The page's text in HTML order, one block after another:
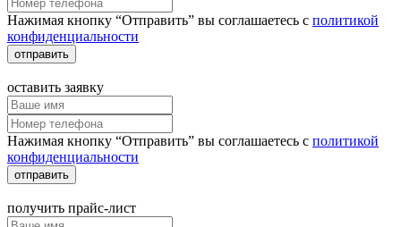
Нажимая кнопку “Отправить” вы соглашаетесь с политикой
конфиденциальности
отправить
оставить заявку
Нажимая кнопку “Отправить” вы соглашаетесь с политикой
конфиденциальности
отправить
получить прайс-лист